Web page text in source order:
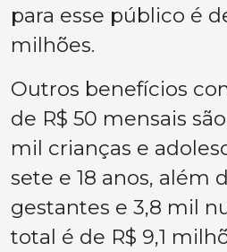
para esse público é
milhões.
Outros benefícios
de R$ 50 mensais
mil crianças e
sete e 18 anos, além
gestantes e 3,8 mil
total é de R$ 9,1